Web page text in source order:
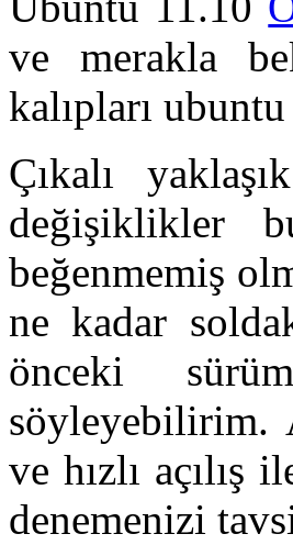
ve merakla
kalıpları
Çıkalı
değişiklikler
beğenmemiş
ne kadar
önceki
söyleyebilirim.
ve hızlı açılış
denemenizi